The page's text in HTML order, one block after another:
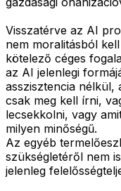
Visszatérve az AI
nem moralitásból
kötelező céges
az AI jelenlegi
asszisztencia
csak meg kell írni,
lecsekkolni, vagy
milyen minőségű.
Az egyéb
szükségletéről nem
jelenleg